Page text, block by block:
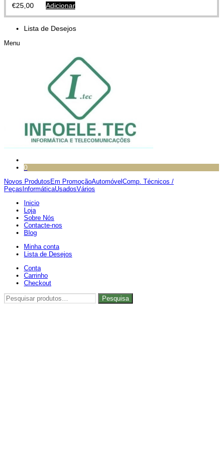
€25,00 Adicionar
Lista de Desejos
Menu
0
Novos Produtos Em PromoçãoAutomóvel Comp. Técnicos /
Peças InformáticaUsadosVários
Inicio
Loja
Sobre Nós
Contacte-nos
Blog
Minha conta
Lista de Desejos
Conta
Carrinho
Checkout
Pesquisar
por:
Pesquisa